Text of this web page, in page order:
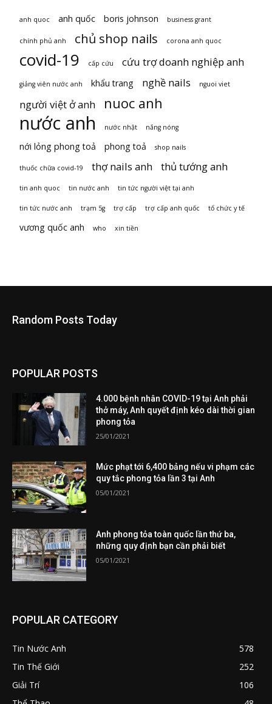
anh quoc anh quốc boris johnson business grant
chính phủ anh chủ shop nails corona anh quoc
covid-19 cấp cứu cứu trợ doanh nghiệp anh
giảng viên nước anh khẩu trang nghề nails nguoi viet
người việt ở anh nuoc anh
nước anh nước nhật nắng nóng
nới lỏng phong toả phong toả shop nails
thuốc chữa covid-19 thợ nails anh thủ tướng anh
tin anh quoc tin nước anh tin tức người việt tại anh
tin tức nước anh trạm 5g trợ cấp trợ cấp anh quốc tổ chức y tế
vương quốc anh who xin tiền
Random Posts Today
POPULAR POSTS
4.000 bệnh nhân COVID-19 tại Anh phải
thở máy, Anh quyết định kéo dài thời gian
phong tỏa
25/01/2021
Mức phạt tới 6,400 bảng nếu vi phạm các
quy tắc phong tỏa lần 3 tại Anh
05/01/2021
Anh phong tỏa toàn quốc lần thứ ba,
những quy định bạn cần phải biết
05/01/2021
POPULAR CATEGORY
Tin Nước Anh
578
Tin Thế Giới
252
Giải Trí
106